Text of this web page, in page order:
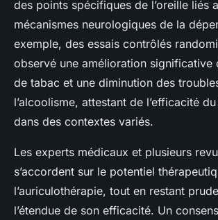
des points spécifiques de l’oreille liés
mécanismes neurologiques de la
exemple, des essais contrôlés
observé une amélioration significative
de tabac et une diminution des
l’alcoolisme, attestant de l’efficacité
dans des contextes variés.
Les experts médicaux et plusieurs
s’accordent sur le potentiel
l’auriculothérapie, tout en restant
l’étendue de son efficacité. Un